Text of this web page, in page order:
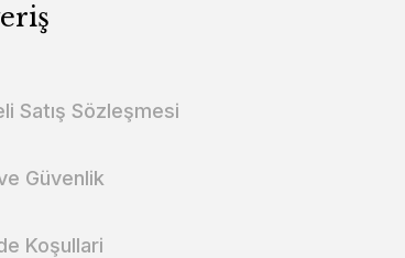
Satış Sözleşmesi
Güvenlik
Koşullari